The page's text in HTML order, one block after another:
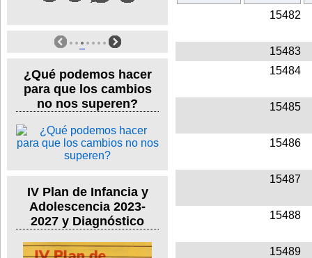
¿Qué podemos hacer
para que los cambios
no nos superen?
IV Plan de Infancia y
Adolescencia 2023-
2027 y Diagnóstico
15482
15483
15484
15485
15486
15487
15488
15489